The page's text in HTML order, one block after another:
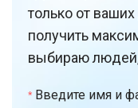
только от
получить
выбираю людей,
Введите имя и